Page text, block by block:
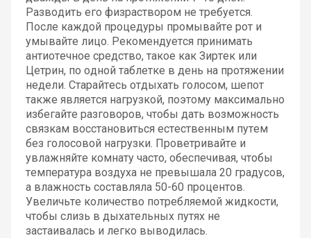
Разводить его физраствором не требуется.
После каждой процедуры промывайте рот и
умывайте лицо. Рекомендуется принимать
антиотечное средство, такое как Зиртек или
Цетрин, по одной таблетке в день на протяжении
недели. Старайтесь отдыхать голосом, шепот
также является нагрузкой, поэтому максимально
избегайте разговоров, чтобы дать возможность
связкам восстановиться естественным путем
без голосовой нагрузки. Проветривайте и
увлажняйте комнату часто, обеспечивая, чтобы
температура воздуха не превышала 20 градусов,
а влажность составляла 50-60 процентов.
Увеличьте количество потребляемой жидкости,
чтобы слизь в дыхательных путях не
застаивалась и легко выводилась.